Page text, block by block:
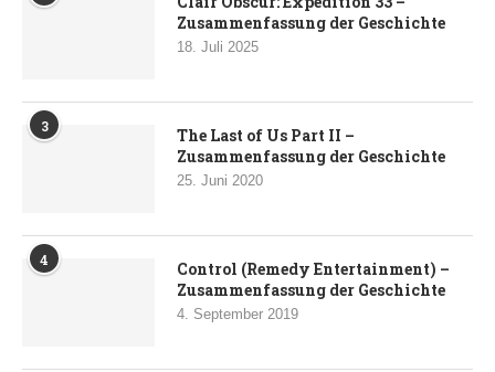
Zusammenfassung der Geschichte
18. Juli 2025
3
The Last of Us Part II –
Zusammenfassung der Geschichte
25. Juni 2020
4
Control (Remedy Entertainment) –
Zusammenfassung der Geschichte
4. September 2019